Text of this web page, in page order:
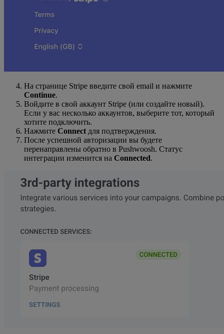
На странице Stripe введите свой email и нажмите
Continue.
Войдите в свой аккаунт Stripe (или создайте новый).
Если у вас несколько аккаунтов, выберите тот, который
хотите подключить.
Нажмите Connect для подтверждения.
После успешной авторизации вы будете
перенаправлены обратно в Pushwoosh. Статус
интеграции изменится на Connected.